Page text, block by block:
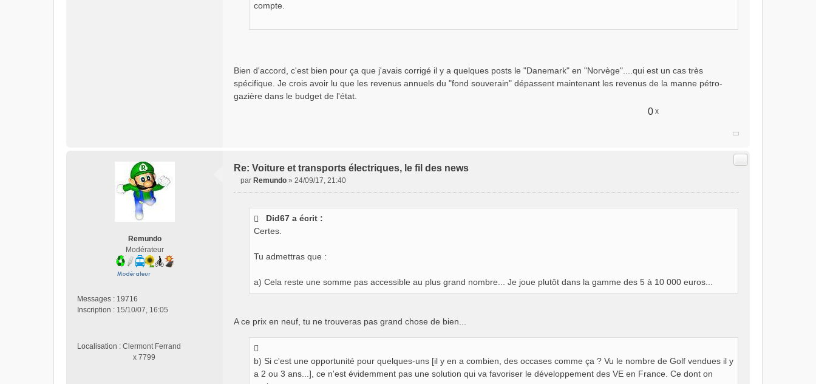
compte.
Bien d'accord, c'est bien pour ça que j'avais corrigé il y a quelques posts le "Danemark" en "Norvège"....qui est un cas très
spécifique. Je crois avoir lu que les revenus annuels du "fond souverain" dépassent maintenant les revenus de la manne pétro-
gazière dans le budget de l'état.
0 x
Remundo
Modérateur
Messages : 19716
Inscription : 15/10/07, 16:05
Localisation : Clermont Ferrand
x 7799
Re: Voiture et transports électriques, le fil des news
Citer
par Remundo » 24/09/17, 21:40
Did67 a écrit :
Certes.
Tu admettras que :
a) Cela reste une somme pas accessible au plus grand nombre... Je joue plutôt dans la gamme des 5 à 10 000 euros...
A ce prix en neuf, tu ne trouveras pas grand chose de bien...
b) Si c'est une opportunité pour quelques-uns [il y en a combien, des occases comme ça ? Vu le nombre de Golf vendues il y
a 2 ou 3 ans...], ce n'est évidemment pas une solution qui va favoriser le développement des VE en France. Ce dont on